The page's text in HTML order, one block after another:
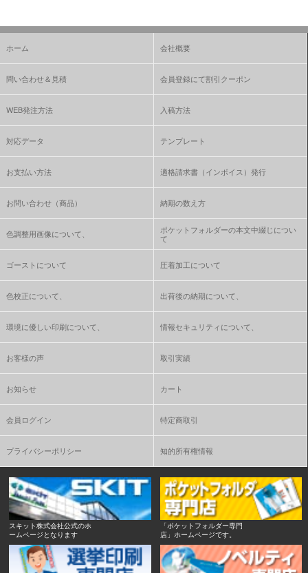
ホーム 会社概要
問い合わせ＆見積 会員登録にて割引クーポン
WEB発注方法 入稿方法
対応データ テンプレート
お支払い方法 適格請求書（インボイス）発行
お問い合わせ（商品） 納期の数え方
色調整用画像について、
ポケットフォルダーの本文中綴じについ
て
ゴーストについて 圧着加工について
色校正について、 出荷後の納期について、
環境に優しい印刷について、 情報セキュリティについて、
お客様の声 取引実績
お知らせ カート
会員ログイン 特定商取引
プライバシーポリシー 知的所有権情報
スキット株式会社公式のホ
ームページとなります
「ポケットフォルダー専門
店」ホームページです。